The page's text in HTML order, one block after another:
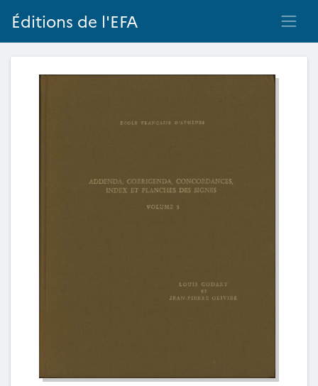
Éditions de l'EFA